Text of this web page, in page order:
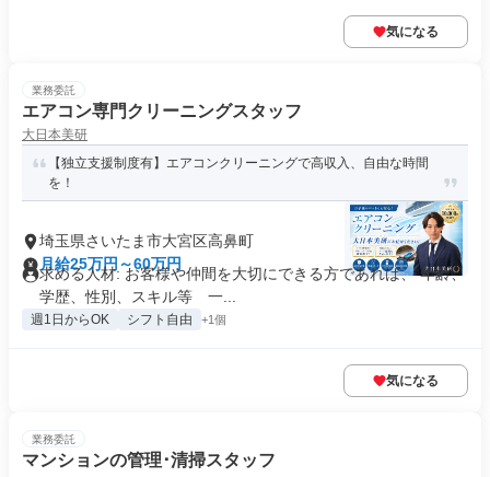
気になる
業務委託
エアコン専門クリーニングスタッフ
大日本美研
【独立支援制度有】エアコンクリーニングで高収入、自由な時間
を！
埼玉県さいたま市大宮区高鼻町
月給25万円～60万円
求める人材: お客様や仲間を大切にできる方であれば、 年齢、
学歴、性別、スキル等 一...
週1日からOK シフト自由 +1個
気になる
業務委託
マンションの管理･清掃スタッフ